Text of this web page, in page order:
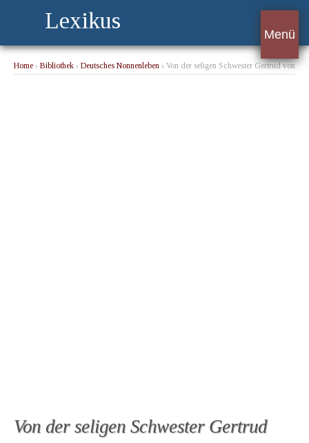
Lexikus
Menü
Home › Bibliothek › Deutsches Nonnenleben › Von der seligen Schwester Gertrud von
Von der seligen Schwester Gertrud